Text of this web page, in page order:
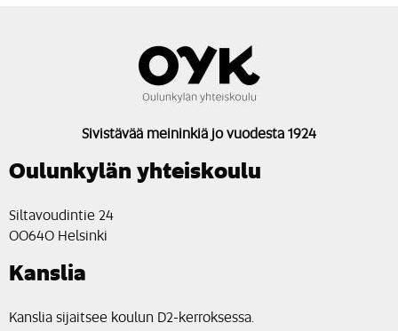
Sivistävää meininkiä jo vuodesta 1924
Oulunkylän yhteiskoulu
Siltavoudintie 24
00640 Helsinki
Kanslia
Kanslia sijaitsee koulun D2-kerroksessa.